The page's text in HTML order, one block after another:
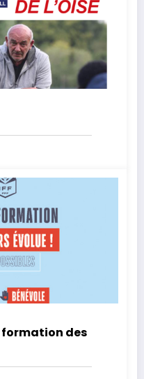
formation des